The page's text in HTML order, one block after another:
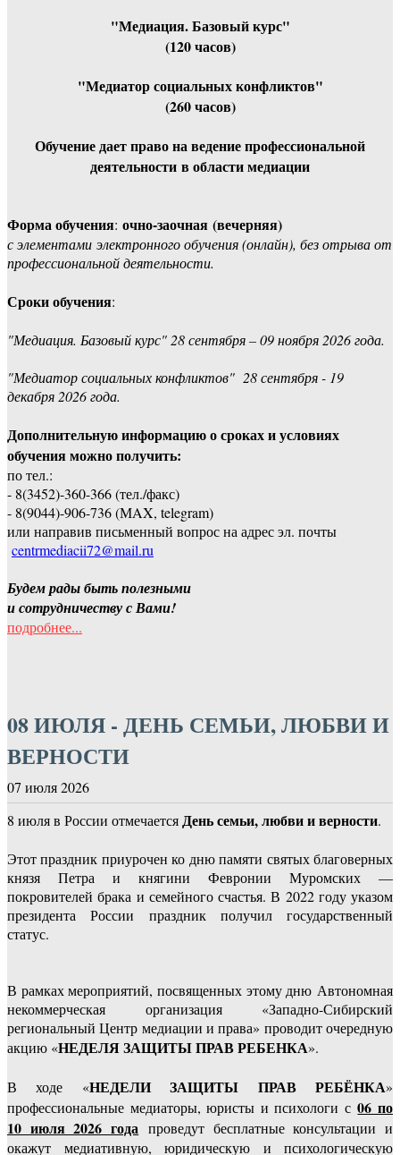
"Медиация. Базовый курс"
(120 часов)
"Медиатор социальных конфликтов"
(260 часов)
Обучение дает право на ведение профессиональной
деятельности в области медиации
Форма обучения: очно-заочная (вечерняя)
с элементами электронного обучения (онлайн), без отрыва от
профессиональной деятельности.
Сроки обучения:
"Медиация. Базовый курс" 28 сентября – 09 ноября 2026 года.
"Медиатор социальных конфликтов" 28 сентября - 19
декабря 2026 года.
Дополнительную информацию о сроках и условиях
обучения можно получить:
по тел.:
- 8(3452)-360-366 (тел./факс)
- 8(9044)-906-736 (МAX, telegram)
или направив письменный вопрос на адрес эл. почты
centrmediacii72@mail.ru
Будем рады быть полезными
и сотрудничеству с Вами!
подробнее...
08 ИЮЛЯ - ДЕНЬ СЕМЬИ, ЛЮБВИ И
ВЕРНОСТИ
07 июля 2026
8 июля в России отмечаетсяДень семьи, любви и верности.
Этот праздник приурочен ко дню памяти святых благоверных
князя Петра и княгини Февронии Муромских —
покровителей брака и семейного счастья. В 2022 году указом
президента России праздник получил государственный
статус.
В рамках мероприятий, посвященных этому дню Автономная
некоммерческая организация «Западно-Сибирский
региональный Центр медиации и права» проводит очередную
акцию «НЕДЕЛЯ ЗАЩИТЫ ПРАВ РЕБЕНКА».
В ходе «НЕДЕЛИ ЗАЩИТЫ ПРАВ РЕБЁНКА»
профессиональные медиаторы, юристы и психологи с06 по
10 июля 2026 года проведут бесплатные консультации и
окажут медиативную, юридическую и психологическую